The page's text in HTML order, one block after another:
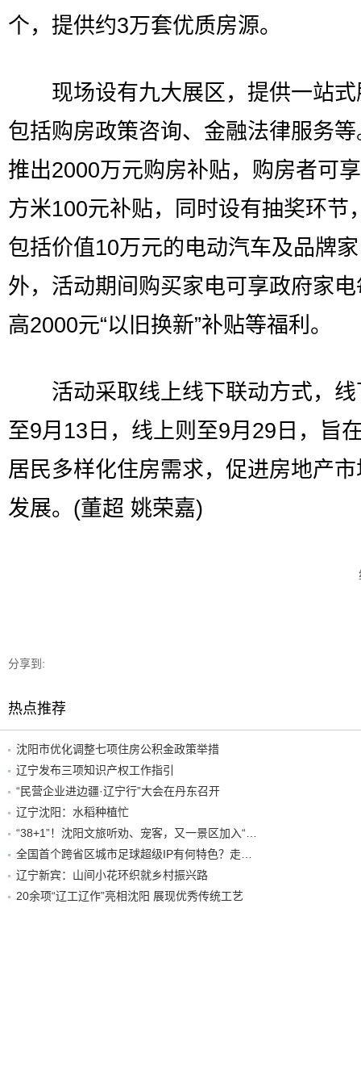
个，提供约3万套优质房源。
现场设有九大展区，提供一站式
包括购房政策咨询、金融法律服务
推出2000万元购房补贴，购房者可
方米100元补贴，同时设有抽奖环节
包括价值10万元的电动汽车及品牌
外，活动期间购买家电可享政府家
高2000元“以旧换新”补贴等福利。
活动采取线上线下联动方式，线
至9月13日，线上则至9月29日，旨
居民多样化住房需求，促进房地产
发展。(董超 姚荣嘉)
分享到:
热点推荐
沈阳市优化调整七项住房公积金政策举措
辽宁发布三项知识产权工作指引
“民营企业进边疆·辽宁行”大会在丹东召开
辽宁沈阳：水稻种植忙
辽宁新宾：山间小花环织就乡村振兴路
20余项“辽工辽作”亮相沈阳 展现优秀传统工艺